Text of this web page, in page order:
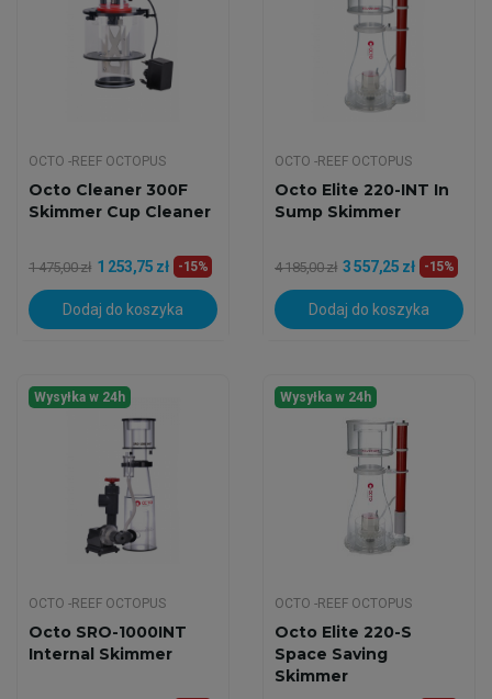
OCTO -REEF OCTOPUS
Octo Cleaner 300F
Skimmer Cup Cleaner
1 475,00 zł 1 253,75 zł -15%
Dodaj do koszyka
OCTO -REEF OCTOPUS
Octo Elite 220-INT In
Sump Skimmer
4 185,00 zł 3 557,25 zł -15%
Dodaj do koszyka
Wysyłka w 24h
OCTO -REEF OCTOPUS
Octo SRO-1000INT
Internal Skimmer
Wysyłka w 24h
OCTO -REEF OCTOPUS
Octo Elite 220-S
Space Saving
Skimmer